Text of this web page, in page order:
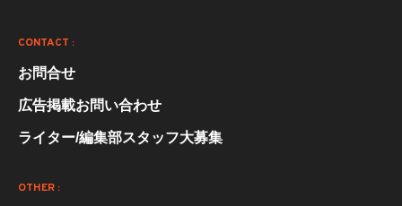
CONTACT :
お問合せ
広告掲載お問い合わせ
ライター/編集部スタッフ大募集
OTHER :